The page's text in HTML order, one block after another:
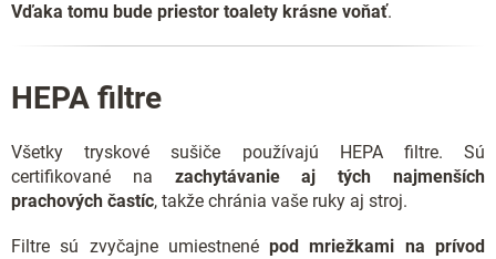
Vďaka tomu bude priestor toalety krásne voňať.
HEPA filtre
Všetky tryskové sušiče používajú HEPA filtre. Sú
certifikované na zachytávanie aj tých najmenších
prachových častíc, takže chránia vaše ruky aj stroj.
Filtre sú zvyčajne umiestnenépod mriežkami na prívod